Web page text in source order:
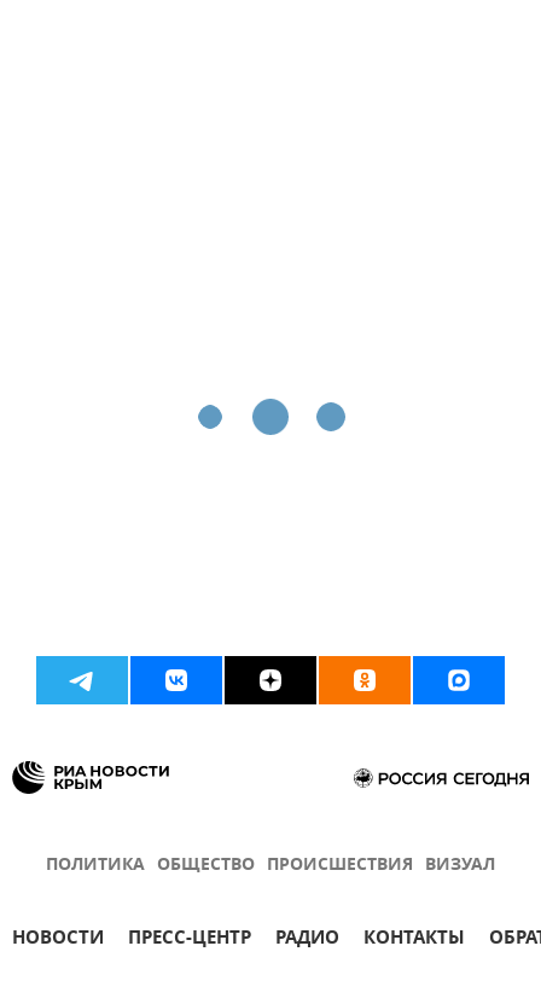
ПОЛИТИКА ОБЩЕСТВО ПРОИСШЕСТВИЯ ВИЗУАЛ
НОВОСТИ ПРЕСС-ЦЕНТР РАДИО КОНТАКТЫ